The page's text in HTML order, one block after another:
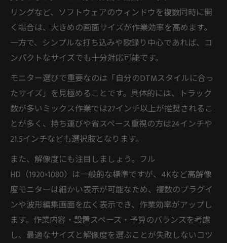
リングなど、ソフトウェアのウィンドウを複数同時に開
く場合は、大きめの画面サイズが作業効率を高めます。
一方で、シンプルな打ち込みや歌録り中心であれば、コ
ンパクトなサイズでも十分対応可能です。
モニター選びで重要なのは「自分のDTMスタイルに合っ
たサイズ」を見極めることです。具体的には、トラック
数が多いミックス作業では27インチ以上が推奨されるこ
とが多く、持ち運びや省スペース重視の方は24インチや
21.5インチなども選択肢となります。
また、解像度にも注目しましょう。フル
HD（1920×1080）は一般的な標準ですが、4Kなど高解像
度モニターは細かい表示が可能なため、複数のプラグイ
ンや波形編集画面を広く表示でき、作業効率がアップし
ます。作業内容・設置スペース・予算のバランスを考慮
し、最適なサイズと解像度を選ぶことが失敗しないコツ